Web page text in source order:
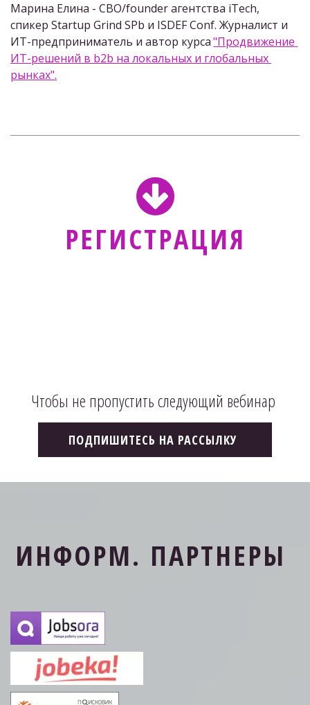
Марина Елина - CBO/founder агентства iTech,
спикер Startup Grind SPb и ISDEF Conf. Журналист и
ИТ-предприниматель и автор курса "Продвижение
ИТ-решений в b2b на локальных и глобальных
рынках".
РЕГИСТР­­АЦИЯ
Чтобы не пропустить следующий вебинар
ПОДПИШИТЕСЬ НА РАССЫЛКУ
ИНФОРМ. ПАР­­ТНЕРЫ